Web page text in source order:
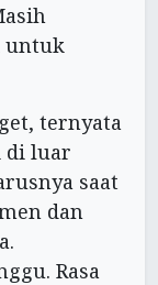
untuk
ternyata
di luar
saat
dan
Rasa